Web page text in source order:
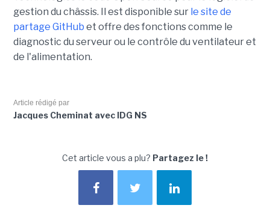
gestion du châssis. Il est disponible sur le site de
partage GitHub et offre des fonctions comme le
diagnostic du serveur ou le contrôle du ventilateur et
de l'alimentation.
Article rédigé par
Jacques Cheminat avec IDG NS
Cet article vous a plu? Partagez le !